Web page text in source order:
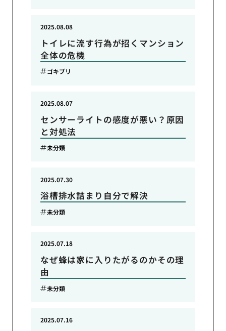
トイレに流す行為が招くマンション
全体の危機
2025.08.08
ゴキブリ
センサーライトの感度が悪い？原因
と対処法
2025.08.07
未分類
浴槽排水詰まり自分で解決
2025.07.30
未分類
なぜ蜂は家に入りたがるのかその理
由
2025.07.18
未分類
2025.07.16